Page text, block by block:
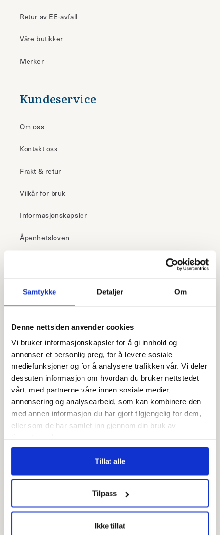
Samtykke Detaljer Om
Denne nettsiden anvender cookies
Vi bruker informasjonskapsler for å gi innhold og
annonser et personlig preg, for å levere sosiale
mediefunksjoner og for å analysere trafikken vår. Vi deler
dessuten informasjon om hvordan du bruker nettstedet
vårt, med partnerne våre innen sosiale medier,
annonsering og analysearbeid, som kan kombinere den
med annen informasjon du har gjort tilgjengelig for dem,
eller som de har samlet inn gjennom din bruk av
Tillat alle
Tilpass
Ikke tillat
Retur av EE-avfall
Våre butikker
Merker
Kundeservice
Om oss
Kontakt oss
Frakt & retur
Vilkår for bruk
Informasjonskapsler
Åpenhetsloven
Klikk & hent
Frakt fra 99,-
Fri retur i butikk
Rask levering– 1-5 virkedager
Meld deg på vårt nyhetsbrev!
E-post
Vipps
Betalingsmåter
© 2026,Lampemagasinet